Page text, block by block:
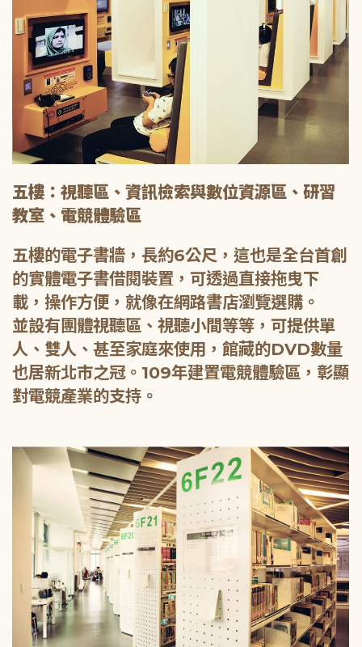
五樓：視聽區、資訊檢索與數位資源區、研習
教室、電競體驗區
五樓的電子書牆，長約6公尺，這也是全台首創
的實體電子書借閱裝置，可透過直接拖曳下
載，操作方便，就像在網路書店瀏覽選購。
並設有團體視聽區、視聽小間等等，可提供單
人、雙人、甚至家庭來使用，館藏的DVD數量
也居新北市之冠。109年建置電競體驗區，彰顯
對電競產業的支持。